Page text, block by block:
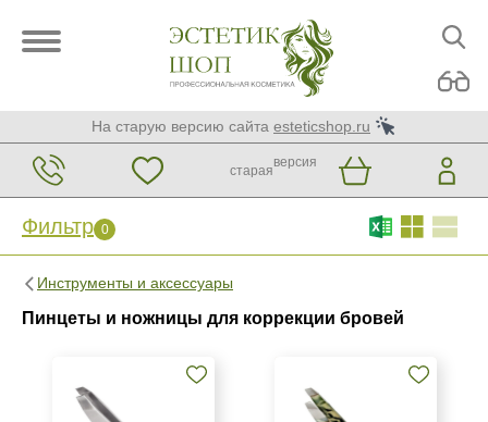
На старую версию сайта esteticshop.ru
старая
версия
Фильтр 0
Инструменты и аксессуары
Пинцеты и ножницы для коррекции бровей
Фильтр 0
Silver Star